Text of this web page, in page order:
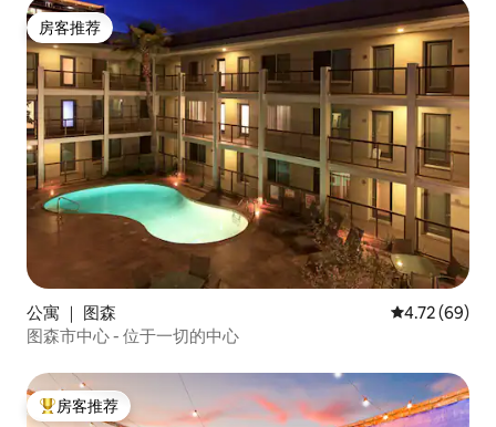
房客推荐
房客推荐
公寓 ｜ 图森 平均评分
4.72 (69)
图森市中心 - 位于一切的中心
热门「房客推荐」
房客推荐